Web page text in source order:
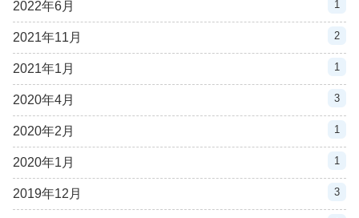
2022年6月 1
2021年11月 2
2021年1月 1
2020年4月 3
2020年2月 1
2020年1月 1
2019年12月 3